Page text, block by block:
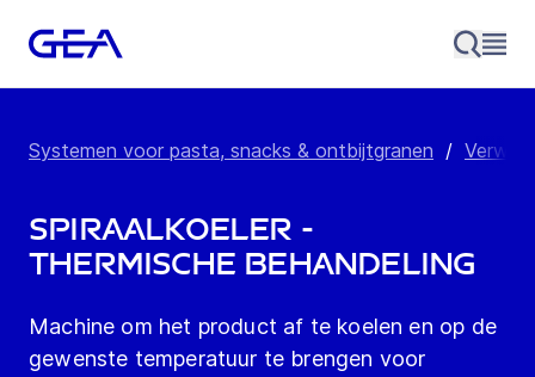
Systemen voor pasta, snacks & ontbijtgranen /
Spiraalkoeler -
thermische behandeling
Machine om het product af te koelen en op de
gewenste temperatuur te brengen voor